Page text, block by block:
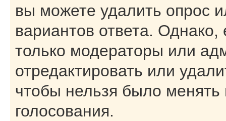
вы можете удалить опрос
вариантов ответа. Однако,
только модераторы или
отредактировать или
чтобы нельзя было
голосования.